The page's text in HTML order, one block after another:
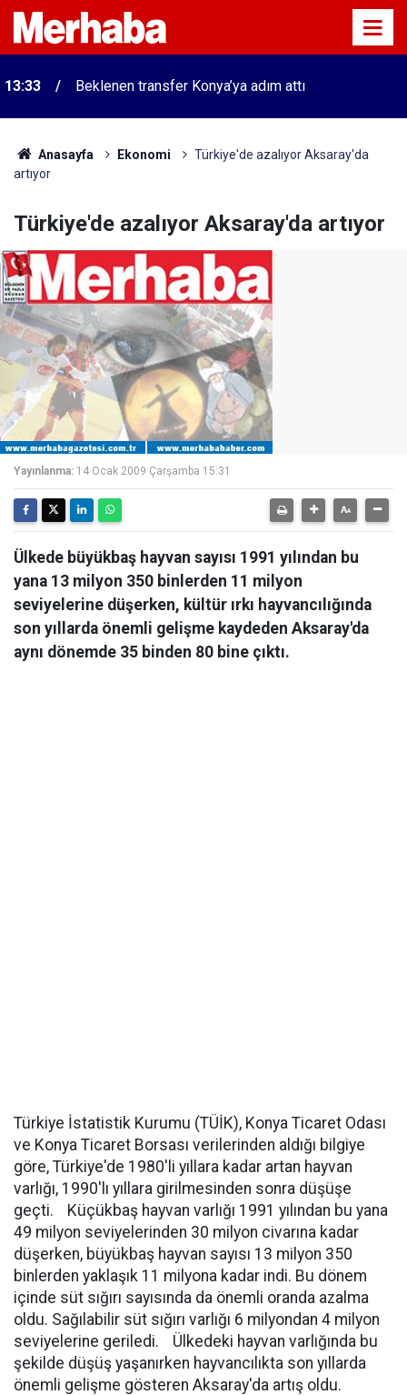
13:33 Beklenen transfer Konya’ya adım attı
Anasayfa Ekonomi
Türkiye'de azalıyor Aksaray'da
artıyor
Türkiye'de azalıyor Aksaray'da artıyor
Yayınlanma: 14 Ocak 2009 Çarşamba 15:31
Ülkede büyükbaş hayvan sayısı 1991 yılından bu
yana 13 milyon 350 binlerden 11 milyon
seviyelerine düşerken, kültür ırkı hayvancılığında
son yıllarda önemli gelişme kaydeden Aksaray'da
aynı dönemde 35 binden 80 bine çıktı.
Türkiye İstatistik Kurumu (TÜİK), Konya Ticaret Odası
ve Konya Ticaret Borsası verilerinden aldığı bilgiye
göre, Türkiye'de 1980'li yıllara kadar artan hayvan
varlığı, 1990'lı yıllara girilmesinden sonra düşüşe
geçti. Küçükbaş hayvan varlığı 1991 yılından bu yana
49 milyon seviyelerinden 30 milyon civarına kadar
düşerken, büyükbaş hayvan sayısı 13 milyon 350
binlerden yaklaşık 11 milyona kadar indi. Bu dönem
içinde süt sığırı sayısında da önemli oranda azalma
oldu. Sağılabilir süt sığırı varlığı 6 milyondan 4 milyon
seviyelerine geriledi. Ülkedeki hayvan varlığında bu
şekilde düşüş yaşanırken hayvancılıkta son yıllarda
önemli gelişme gösteren Aksaray'da artış oldu.